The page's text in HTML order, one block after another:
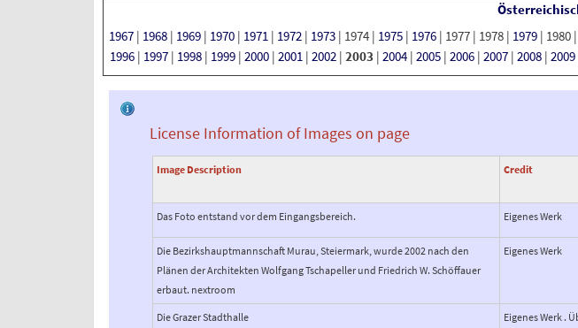
1967 | 1968 | 1969 | 1970 | 1971 | 1972 | 1973 | 1974 | 1975 | 1976 | 1977 | 1978 | 1979 | 1980 |
1996 | 1997 | 1998 | 1999 | 2000 | 2001 | 2002 | 2003 | 2004 | 2005 | 2006 | 2007 | 2008 | 2009
License Information of Images on page
Image Description Credit
Das Foto entstand vor dem Eingangsbereich. Eigenes Werk
Die Bezirkshauptmannschaft Murau, Steiermark, wurde 2002 nach den
Plänen der Architekten Wolfgang Tschapeller und Friedrich W. Schöffauer
erbaut. nextroom
Eigenes Werk
Die Grazer Stadthalle
Eigenes Werk .